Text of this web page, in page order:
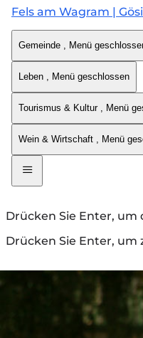
Fels am Wagram |
Gemeinde , Menü
Leben , Menü geschlossen
Tourismus & Kultur , Menü
Wein & Wirtschaft , Menü
Drücken Sie Enter, um
Drücken Sie Enter, um